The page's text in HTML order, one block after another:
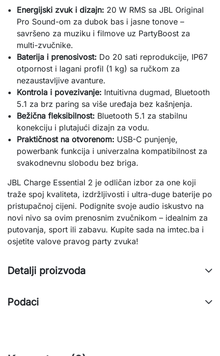
Energijski zvuk i dizajn: 20 W RMS sa JBL Original
Pro Sound-om za dubok bas i jasne tonove –
savršeno za muziku i filmove uz PartyBoost za
multi-zvučnike.
Baterija i prenosivost: Do 20 sati reprodukcije, IP67
otpornost i lagani profil (1 kg) sa ručkom za
nezaustavljive avanture.
Kontrola i povezivanje: Intuitivna dugmad, Bluetooth
5.1 za brz paring sa više uređaja bez kašnjenja.
Bežična fleksibilnost: Bluetooth 5.1 za stabilnu
konekciju i plutajući dizajn za vodu.
Praktičnost na otvorenom: USB-C punjenje,
powerbank funkcija i univerzalna kompatibilnost za
svakodnevnu slobodu bez briga.
JBL Charge Essential 2 je odličan izbor za one koji
traže spoj kvaliteta, izdržljivosti i ultra-duge baterije po
pristupačnoj cijeni. Podignite svoje audio iskustvo na
novi nivo sa ovim prenosnim zvučnikom – idealnim za
putovanja, sport ili zabavu. Kupite sada na imtec.ba i
osjetite valove pravog party zvuka!
Detalji proizvoda
Podaci